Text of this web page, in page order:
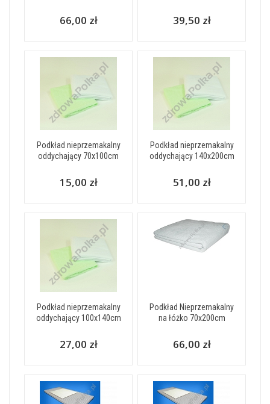
66,00 zł 39,50 zł
Podkład nieprzemakalny
oddychający 70x100cm
15,00 zł
Podkład nieprzemakalny
oddychający 140x200cm
51,00 zł
Podkład nieprzemakalny
oddychający 100x140cm
27,00 zł
Podkład Nieprzemakalny
na łóżko 70x200cm
66,00 zł